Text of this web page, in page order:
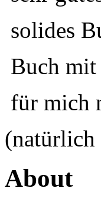
solides
Buch mit
für mich
(natürlich
About